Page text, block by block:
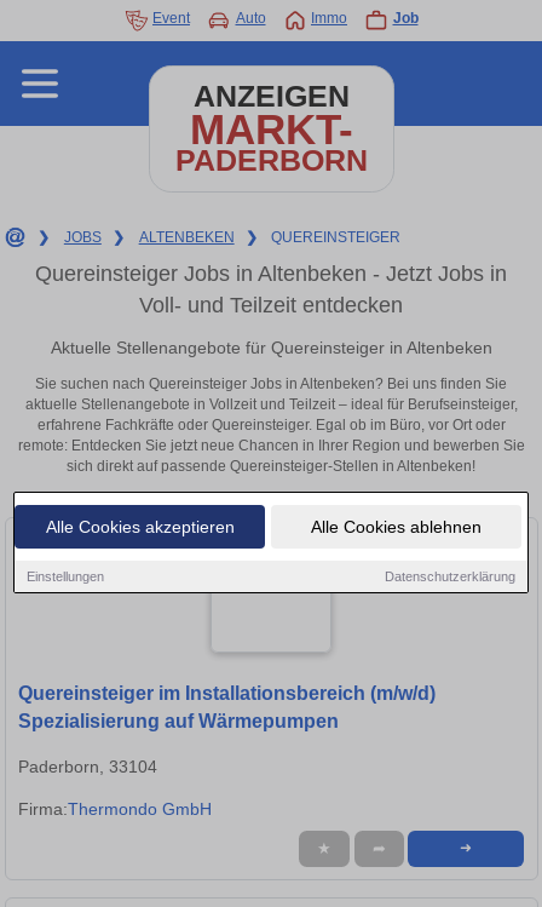
Alle Cookies akzeptieren Alle Cookies ablehnen
Einstellungen Datenschutzerklärung
Event Auto Immo Job
ANZEIGEN
MARKT-
PADERBORN
❯ JOBS ❯ ALTENBEKEN ❯ QUEREINSTEIGER
Quereinsteiger Jobs in Altenbeken - Jetzt Jobs in
Voll- und Teilzeit entdecken
Aktuelle Stellenangebote für Quereinsteiger in Altenbeken
Sie suchen nach Quereinsteiger Jobs in Altenbeken? Bei uns finden Sie
aktuelle Stellenangebote in Vollzeit und Teilzeit – ideal für Berufseinsteiger,
erfahrene Fachkräfte oder Quereinsteiger. Egal ob im Büro, vor Ort oder
remote: Entdecken Sie jetzt neue Chancen in Ihrer Region und bewerben Sie
sich direkt auf passende Quereinsteiger-Stellen in Altenbeken!
Quereinsteiger im Installationsbereich (m/w/d)
Spezialisierung auf Wärmepumpen
Paderborn, 33104
Firma:Thermondo GmbH
★ ➦ ➜